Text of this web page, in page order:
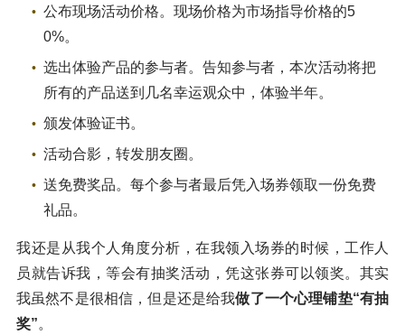
公布现场活动价格。现场价格为市场指导价格的5
0%。
选出体验产品的参与者。告知参与者，本次活动将把
所有的产品送到几名幸运观众中，体验半年。
颁发体验证书。
活动合影，转发朋友圈。
送免费奖品。每个参与者最后凭入场券领取一份免费
礼品。
我还是从我个人角度分析，在我领入场券的时候，工作人
员就告诉我，等会有抽奖活动，凭这张券可以领奖。其实
我虽然不是很相信，但是还是给我做了一个心理铺垫“有抽
奖”。